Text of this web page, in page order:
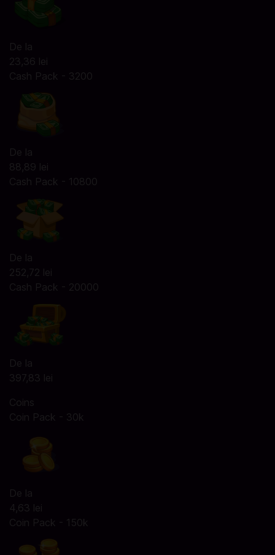
De la
23,36 lei
Cash Pack - 3200
De la
88,89 lei
Cash Pack - 10800
De la
252,72 lei
Cash Pack - 20000
De la
397,83 lei
Coins
Coin Pack - 30k
De la
4,63 lei
Coin Pack - 150k